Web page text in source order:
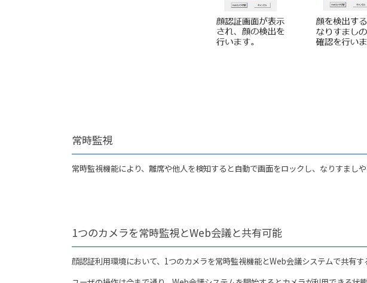
常時監視
常時監視機能により、離席や他人を検知すると自動で画面をロックし、なりすましや
1つのカメラを常時監視とWeb会議と共有可能
顔認証利用環境において、1つのカメラを常時監視機能とWeb会議システムで共有す